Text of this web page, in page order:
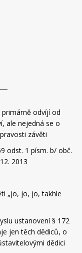
odvíjí od
ale nejedná se o
závěti
odst. 1 písm. b/ obč.
2013
„jo, jo, jo, takhle
ustanovení § 172
jen těch dědiců, o
dědici